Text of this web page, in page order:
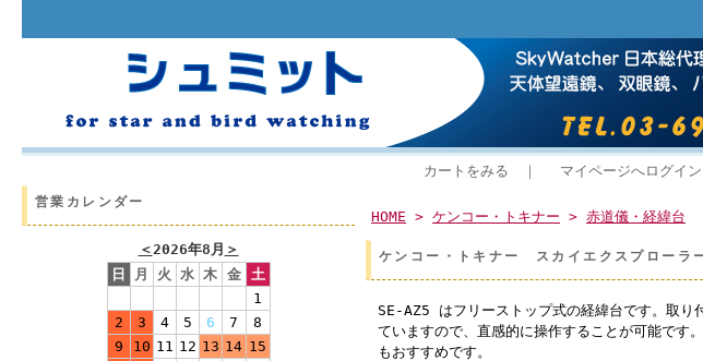
カートをみる ｜ マイページへログイン
営業カレンダー
＜2026年8月 ＞
日
月 火 水 木 金
土
1
2
3 4 5 6 7
8
9
10 11 12 13 14 15
HOME > ケンコー・トキナー > 赤道儀・経緯台
ケンコー・トキナー スカイエクスプロー
SE-AZ5 はフリーストップ式の経緯台です。取り
ていますので、直感的に操作することが可能です
もおすすめです。